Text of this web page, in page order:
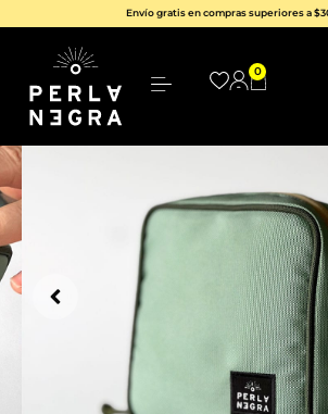
Envío gratis en compras superiores a
0